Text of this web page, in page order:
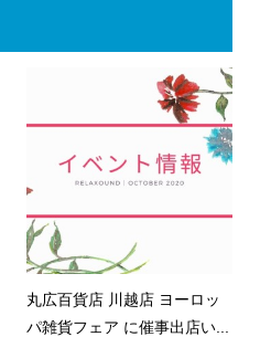
丸広百貨店 川越店 ヨーロッ
パ雑貨フェア に催事出店い...